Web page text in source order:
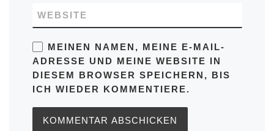
WEBSITE
MEINEN NAMEN, MEINE E-MAIL-
ADRESSE UND MEINE WEBSITE IN
DIESEM BROWSER SPEICHERN, BIS
ICH WIEDER KOMMENTIERE.